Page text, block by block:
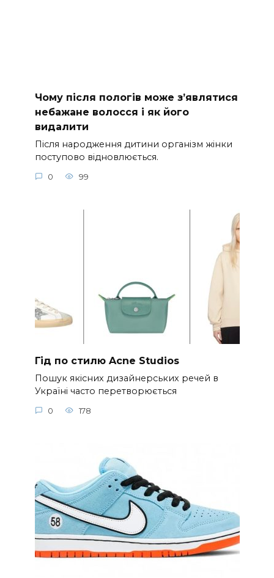
Чому після пологів може з’являтися
небажане волосся і як його
видалити
Після народження дитини організм жінки
поступово відновлюється.
0 99
Гід по стилю Acne Studios
Пошук якісних дизайнерських речей в
Україні часто перетворюється
0 178